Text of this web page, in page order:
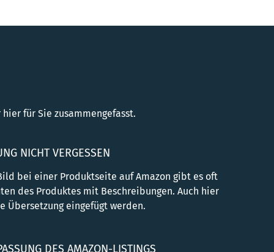
für Sie zusammengefasst.
NICHT VERGESSEN
bei einer Produktseite auf Amazon gibt es oft
des Produktes mit Beschreibungen. Auch hier
Übersetzung eingefügt werden.
DES AMAZON-LISTINGS